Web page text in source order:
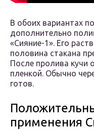
В обоих вариантах
дополнительно
«Сияние-1». Его
половина стакана
После пролива кучи
пленкой. Обычно
готов.
применения